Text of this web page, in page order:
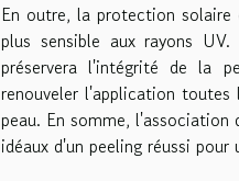
En outre, la protection solaire
plus sensible aux rayons
préservera l'intégrité de la
renouveler l'application
peau. En somme,
idéaux d'un peeling réussi